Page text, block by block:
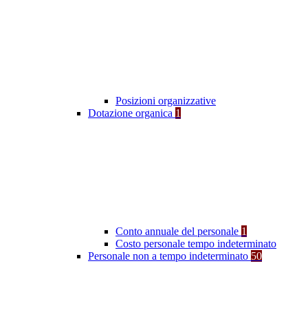
Posizioni organizzative
Dotazione organica 1
Conto annuale del personale 1
Costo personale tempo indeterminato
Personale non a tempo indeterminato 50